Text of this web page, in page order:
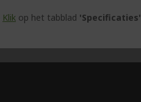
Klik op het tabblad 'Specificaties'